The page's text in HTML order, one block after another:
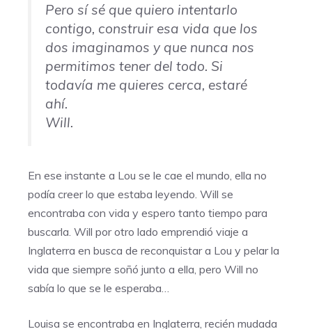
Pero sí sé que quiero intentarlo
contigo, construir esa vida que los
dos imaginamos y que nunca nos
permitimos tener del todo. Si
todavía me quieres cerca, estaré
ahí.
Will.
En ese instante a Lou se le cae el mundo, ella no
podía creer lo que estaba leyendo. Will se
encontraba con vida y espero tanto tiempo para
buscarla. Will por otro lado emprendió viaje a
Inglaterra en busca de reconquistar a Lou y pelar la
vida que siempre soñó junto a ella, pero Will no
sabía lo que se le esperaba…
Louisa se encontraba en Inglaterra, recién mudada